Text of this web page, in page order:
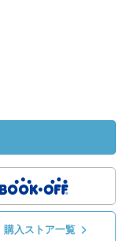
購入ストア一覧